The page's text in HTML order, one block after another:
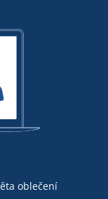
oblečení